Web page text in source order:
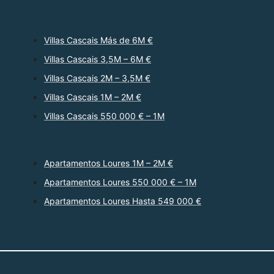
Villas Cascais Más de 6M €
Villas Cascais 3,5M – 6M €
Villas Cascais 2M – 3,5M €
Villas Cascais 1M – 2M €
Villas Cascais 550 000 € – 1M
Apartamentos Loures 1M – 2M €
Apartamentos Loures 550 000 € – 1M
Apartamentos Loures Hasta 549 000 €